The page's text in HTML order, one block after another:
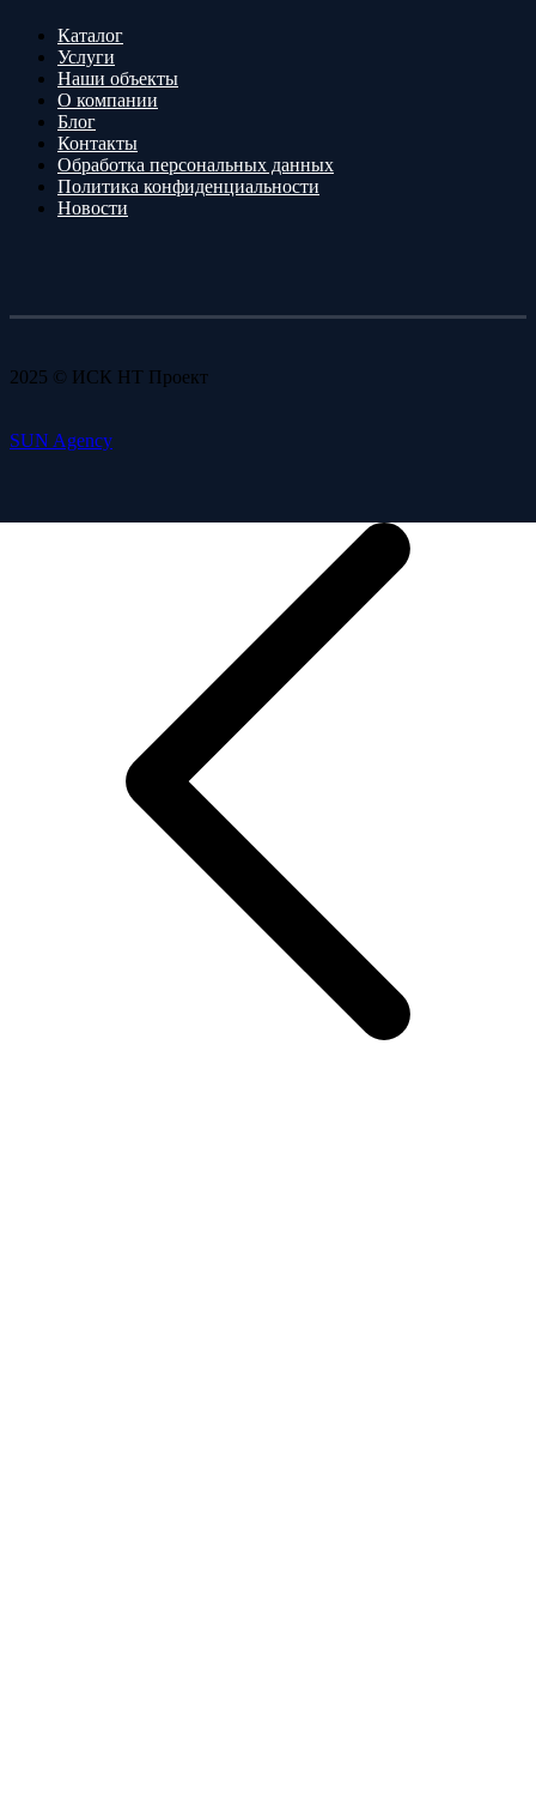
Каталог
Услуги
Наши объекты
О компании
Блог
Контакты
Обработка персональных данных
Политика конфиденциальности
Новости
2025 © ИСК НТ Проект
SUN Agency